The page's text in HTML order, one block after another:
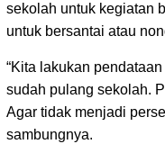
sekolah untuk kegiatan
untuk bersantai atau
“Kita lakukan
sudah pulang sekolah.
Agar tidak menjadi
sambungnya.